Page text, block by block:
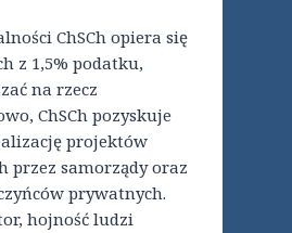
ChSCh opiera się
z 1,5% podatku,
na rzecz
ChSCh pozyskuje
projektów
przez samorządy oraz
prywatnych.
hojność ludzi